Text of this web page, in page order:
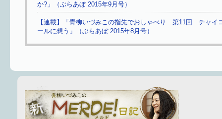
か?」（ぶらあぼ 2015年9月号）
【連載】「青柳いづみこの指先でおしゃべり 第11回 チャイ
ールに想う」（ぶらあぼ 2015年8月号）